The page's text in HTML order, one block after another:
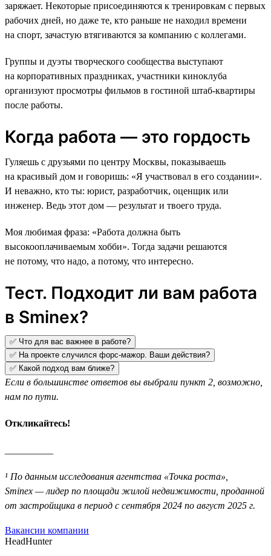
заряжает. Некоторые присоединяются к тренировкам с первых
рабочих дней, но даже те, кто раньше не находил времени
на спорт, зачастую втягиваются за компанию с коллегами.
Группы и дуэты творческого сообщества выступают
на корпоративных праздниках, участники киноклуба
организуют просмотры фильмов в гостиной штаб-квартиры
после работы.
Когда работа — это гордость
Гуляешь с друзьями по центру Москвы, показываешь
на красивый дом и говоришь: «Я участвовал в его создании».
И неважно, кто ты: юрист, разработчик, оценщик или
инженер. Ведь этот дом — результат и твоего труда.
Моя любимая фраза: «Работа должна быть
высокооплачиваемым хобби». Тогда задачи решаются
не потому, что надо, а потому, что интересно.
Тест. Подходит ли вам работа
в Sminex?
✅ Что для вас важнее в работе?
✅ На проекте случился форс-мажор. Ваши действия?
✅ Какой подход вам ближе?
Если в большинстве ответов вы выбрали пункт 2, возможно,
нам по пути.
Откликайтесь!
¹ По данным исследования агентства «Точка роста»,
Sminex — лидер по площади жилой недвижимости, проданной
от застройщика в период с сентября 2024 по август 2025 г.
Вакансии компании
HeadHunter